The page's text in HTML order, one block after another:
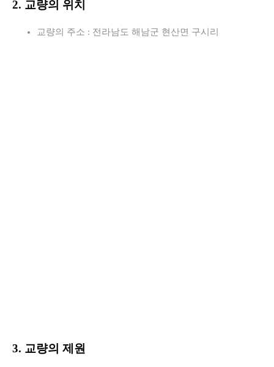
2. 교량의 위치
교량의 주소 : 전라남도 해남군 현산면 구시리
3. 교량의 제원